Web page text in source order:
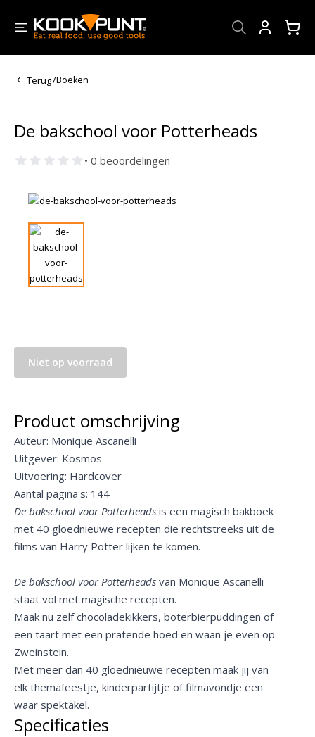
Terug/Boeken
De bakschool voor Potterheads
• 0 beoordelingen
Niet op voorraad
Product omschrijving
Auteur: Monique Ascanelli
Uitgever: Kosmos
Uitvoering: Hardcover
Aantal pagina's: 144
De bakschool voor Potterheads is een magisch bakboek
met 40 gloednieuwe recepten die rechtstreeks uit de
films van Harry Potter lijken te komen.
De bakschool voor Potterheads van Monique Ascanelli
staat vol met magische recepten.
Maak nu zelf chocoladekikkers, boterbierpuddingen of
een taart met een pratende hoed en waan je even op
Zweinstein.
Met meer dan 40 gloednieuwe recepten maak jij van
elk themafeestje, kinderpartijtje of filmavondje een
waar spektakel.
Specificaties